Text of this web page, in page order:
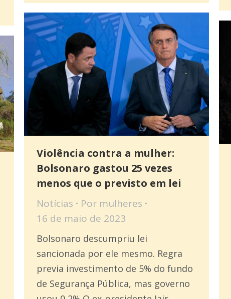
Violência contra a mulher:
Bolsonaro gastou 25 vezes
menos que o previsto em lei
Notícias Por mulheres
16 de maio de 2023
Bolsonaro descumpriu lei
sancionada por ele mesmo. Regra
previa investimento de 5% do fundo
de Segurança Pública, mas governo